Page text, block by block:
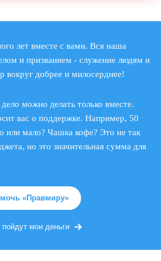
лет вместе с вами. Вся наша
и призванием - служение людям и
вокруг добрее и милосерднее!
можно делать только вместе.
вас о поддержке. Например, 50
или мало? Чашка кофе? Это не так
но это значительная сумма для
«Правмиру»
пойдут мои деньги